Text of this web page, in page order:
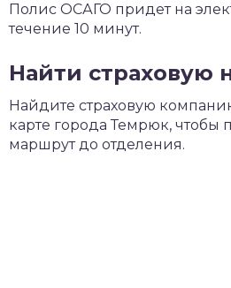
Полис ОСАГО придет на
течение 10 минут.
Найти страховую
Найдите страховую
карте города Темрюк, чтобы
маршрут до отделения.